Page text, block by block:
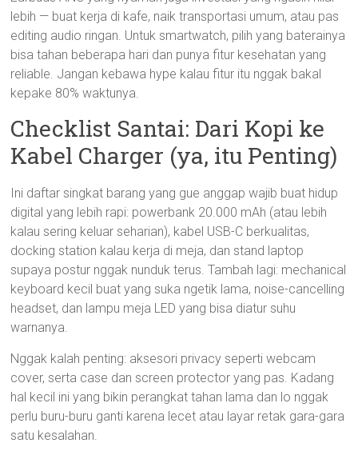
lebih — buat kerja di kafe, naik transportasi umum, atau pas
editing audio ringan. Untuk smartwatch, pilih yang baterainya
bisa tahan beberapa hari dan punya fitur kesehatan yang
reliable. Jangan kebawa hype kalau fitur itu nggak bakal
kepake 80% waktunya.
Checklist Santai: Dari Kopi ke
Kabel Charger (ya, itu Penting)
Ini daftar singkat barang yang gue anggap wajib buat hidup
digital yang lebih rapi: powerbank 20.000 mAh (atau lebih
kalau sering keluar seharian), kabel USB-C berkualitas,
docking station kalau kerja di meja, dan stand laptop
supaya postur nggak nunduk terus. Tambah lagi: mechanical
keyboard kecil buat yang suka ngetik lama, noise-cancelling
headset, dan lampu meja LED yang bisa diatur suhu
warnanya.
Nggak kalah penting: aksesori privacy seperti webcam
cover, serta case dan screen protector yang pas. Kadang
hal kecil ini yang bikin perangkat tahan lama dan lo nggak
perlu buru-buru ganti karena lecet atau layar retak gara-gara
satu kesalahan.